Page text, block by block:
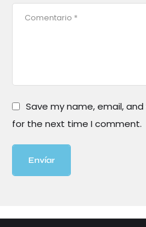
Save my name, email,
for the next time I comment.
Envíar